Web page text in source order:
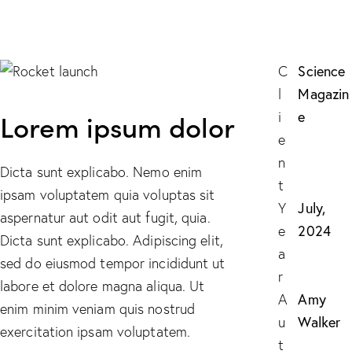
Lorem ipsum dolor
Dicta sunt explicabo. Nemo enim
ipsam voluptatem quia voluptas sit
aspernatur aut odit aut fugit, quia.
Dicta sunt explicabo. Adipiscing elit,
sed do eiusmod tempor incididunt ut
labore et dolore magna aliqua. Ut
enim minim veniam quis nostrud
exercitation ipsam voluptatem.
C
l
i
e
n
t
Science
Magazin
e
Y
e
a
r
July,
2024
A
u
t
Amy
Walker